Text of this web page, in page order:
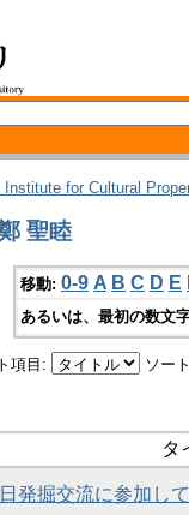
Institute for Cultural
聖睦
移動: 0-9 A B C D E
あるいは、最初の数文
項目: ソー
タ
発掘交流に参加し